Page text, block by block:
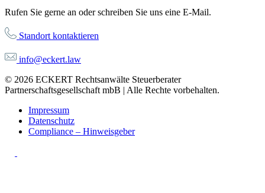
Rufen Sie gerne an oder schreiben Sie uns eine E-Mail.
Standort kontaktieren
info@eckert.law
© 2026 ECKERT Rechtsanwälte Steuerberater
Partnerschaftsgesellschaft mbB | Alle Rechte vorbehalten.
Impressum
Datenschutz
Compliance – Hinweisgeber